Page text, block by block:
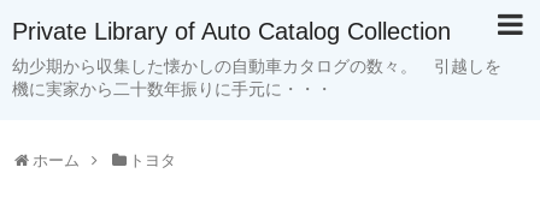
Private Library of Auto Catalog Collection
幼少期から収集した懐かしの自動車カタログの数々。 引越しを
機に実家から二十数年振りに手元に・・・
ホーム トヨタ